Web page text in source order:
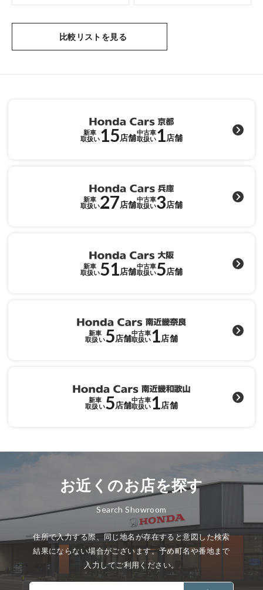
比較リストを見る
新車
取扱い15店舗
中古車
取扱い1店舗
新車
取扱い27店舗
中古車
取扱い3店舗
新車
取扱い51店舗
中古車
取扱い5店舗
新車
取扱い5店舗
中古車
取扱い1店舗
新車
取扱い5店舗
中古車
取扱い1店舗
お近くのお店を探す
Search Showroom
住所で入力する際、同じ地名が存在すると意図した検索
結果にならない場合がございます。予め町名や番地まで
入力してご利用ください。